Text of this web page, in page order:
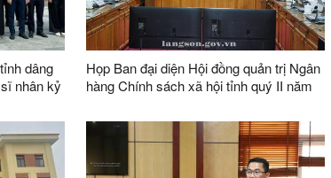
dâng
nhân kỷ
Họp Ban đại diện Hội đồng quản trị Ngân
hàng Chính sách xã hội tỉnh quý II năm